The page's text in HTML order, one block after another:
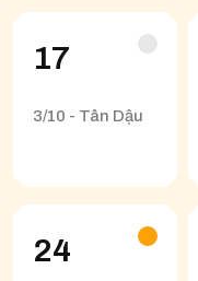
17
3/10 - Tân Dậu
24